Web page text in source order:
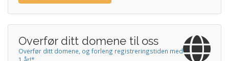
Overfør ditt domene til oss
Overfør ditt domene, og forleng registreringstiden med